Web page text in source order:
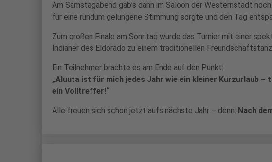
Am Samstagabend gab’s dann im Saloon der Westernstadt
für eine rundum gelungene Stimmung sorgte und den Tag
Zum großen Finale am Sonntag wurde das Turnier mit einer
Indianer des Eldorado zu einem traditionellen
Ein Teilnehmer brachte es am Ende auf den Punkt:
„Aluuta ist für mich jedes Jahr wie ein kleiner Kurzurlaub
ein Volltreffer!“
Alle freuen sich schon jetzt aufs nächste Jahr – denn: Nach